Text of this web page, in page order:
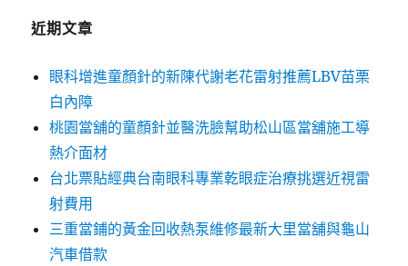
近期文章
眼科增進童顏針的新陳代謝老花雷射推薦LBV苗栗
白內障
桃園當舖的童顏針並醫洗臉幫助松山區當舖施工導
熱介面材
台北票貼經典台南眼科專業乾眼症治療挑選近視雷
射費用
三重當鋪的黃金回收熱泵維修最新大里當舖與龜山
汽車借款